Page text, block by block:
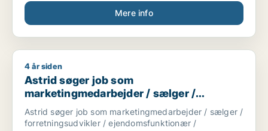
Mere info
Astrid søger job som marketingmedarbejder / sælger /
4 år siden
Astrid søger job som
marketingmedarbejder / sælger /
forretningsudvikler /
ejendomsfunktionær / kontorassistent
Astrid søger job som marketingmedarbejder / sælger /
forretningsudvikler / ejendomsfunktionær /